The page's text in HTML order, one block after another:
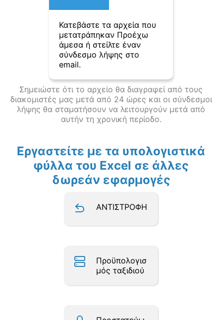
Κατεβάστε τα αρχεία που
μετατράπηκαν Προέχω
άμεσα ή στείλτε έναν
σύνδεσμο λήψης στο
email.
Σημειώστε ότι το αρχείο θα διαγραφεί από τους
διακομιστές μας μετά από 24 ώρες και οι σύνδεσμοι
λήψης θα σταματήσουν να λειτουργούν μετά από
αυτήν τη χρονική περίοδο.
Εργαστείτε με τα υπολογιστικά
φύλλα του Excel σε άλλες
δωρεάν εφαρμογές
ΑΝΤΙΣΤΡΟΦΗ
Προϋπολογισ
μός ταξιδιού